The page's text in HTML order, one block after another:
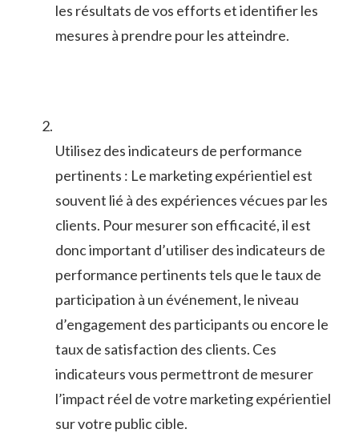
les résultats de vos ​efforts et identifier les
mesures à⁤ prendre pour ‍les atteindre.
Utilisez des​ indicateurs de performance
pertinents : Le marketing expérientiel est⁢
souvent lié à⁤ des expériences vécues par les
clients. ‍Pour mesurer son ​efficacité, il est
donc ⁣important d’utiliser⁣ des indicateurs de
⁤performance⁤ pertinents ⁣tels‍ que le taux de
participation à un événement, le niveau‌
d’engagement des participants ou⁢ encore le
taux de satisfaction⁤ des clients. Ces
indicateurs‌ vous⁣ permettront de mesurer
‍l’impact réel ​de votre marketing⁤ expérientiel‍
sur votre public cible.